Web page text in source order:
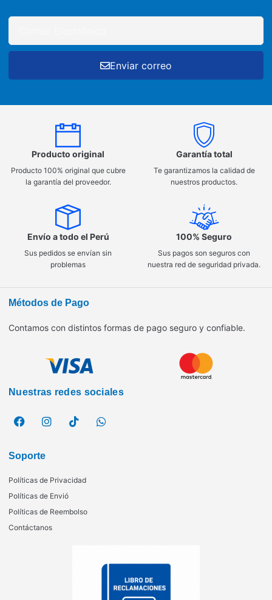
Enviar correo
Producto original
Producto 100% original que cubre
la garantía del proveedor.
Garantía total
Te garantizamos la calidad de
nuestros productos.
Envío a todo el Perú
Sus pedidos se envían sin
problemas
100% Seguro
Sus pagos son seguros con
nuestra red de seguridad privada.
Métodos de Pago
Contamos con distintos formas de pago seguro y confiable.
Nuestras redes sociales
Soporte
Políticas de Privacidad
Políticas de Envió
Políticas de Reembolso
Contáctanos